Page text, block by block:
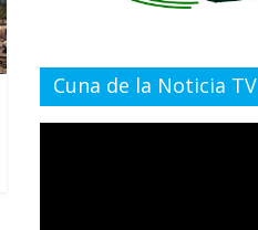
Cuna de la Noticia TV